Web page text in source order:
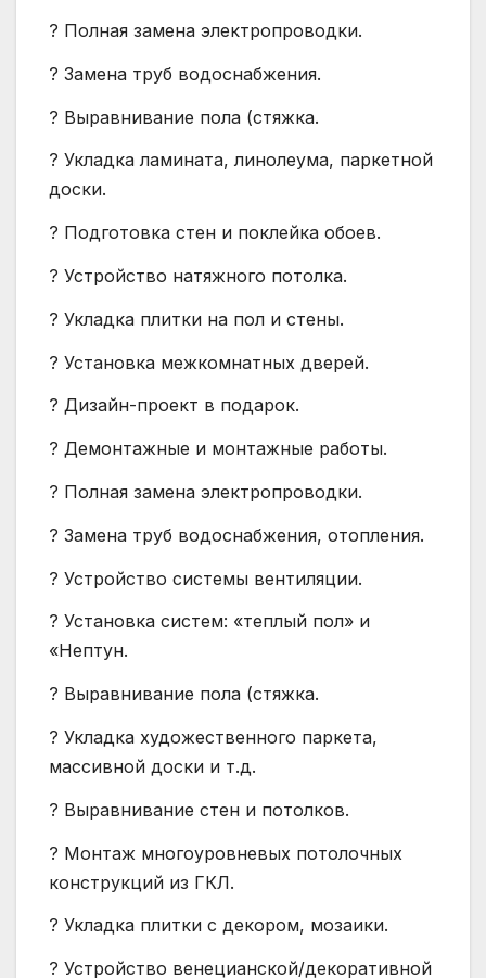
? Полная замена электропроводки.
? Замена труб водоснабжения.
? Выравнивание пола (стяжка.
? Укладка ламината, линолеума, паркетной
доски.
? Подготовка стен и поклейка обоев.
? Устройство натяжного потолка.
? Укладка плитки на пол и стены.
? Установка межкомнатных дверей.
? Дизайн-проект в подарок.
? Демонтажные и монтажные работы.
? Полная замена электропроводки.
? Замена труб водоснабжения, отопления.
? Устройство системы вентиляции.
? Установка систем: «теплый пол» и
«Нептун.
? Выравнивание пола (стяжка.
? Укладка художественного паркета,
массивной доски и т.д.
? Выравнивание стен и потолков.
? Монтаж многоуровневых потолочных
конструкций из ГКЛ.
? Укладка плитки с декором, мозаики.
? Устройство венецианской/декоративной